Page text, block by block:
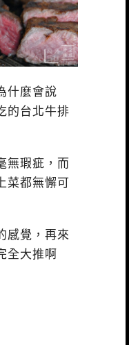
什麼會說
的台北牛排
無瑕疵，而
菜都無懈可
感覺，再來
全大推啊